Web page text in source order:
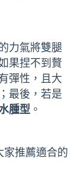
力氣將雙腿
果捏不到贅
彈性，且大
；最後，若是
腫型 。
家推薦適合的